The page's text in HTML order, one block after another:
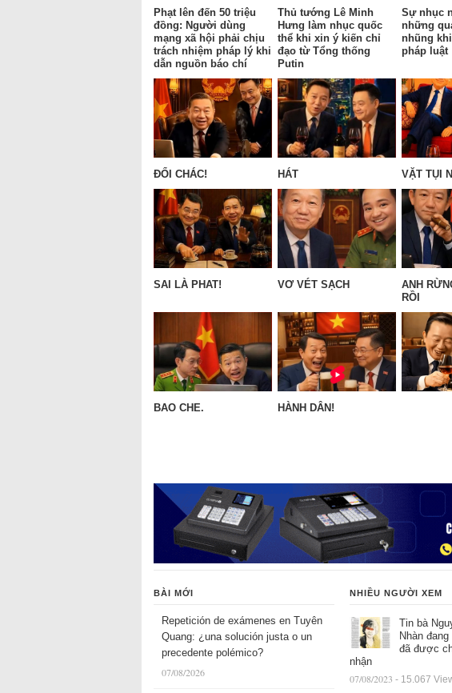
Phạt lên đến 50 triệu
đồng: Người dùng
mạng xã hội phải chịu
trách nhiệm pháp lý khi
dẫn nguồn báo chí
Thủ tướng Lê Minh
Hưng làm nhục quốc
thể khi xin ý kiến chỉ
đạo từ Tổng thống
Putin
Sự nhục
những
nhũng
pháp luật
ĐỔI CHÁC! HÁT VẶT TỤI
SAI LÀ PHAT! VƠ VÉT SẠCH
ANH
RỒI
BAO CHE. HÀNH DÂN!
BÀI MỚI
Repetición de exámenes en Tuyên
Quang: ¿una solución justa o un
precedente polémico?
07/08/2026
NHIỀU NGƯỜI XEM
Tin bà
Nhàn
đã được
nhận
07/08/2023 - 15.067